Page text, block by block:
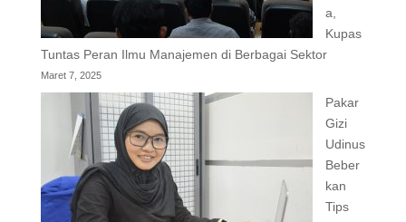
a,
Kupas
Tuntas Peran Ilmu Manajemen di Berbagai Sektor
Maret 7, 2025
Pakar
Gizi
Udinus
Beber
kan
Tips